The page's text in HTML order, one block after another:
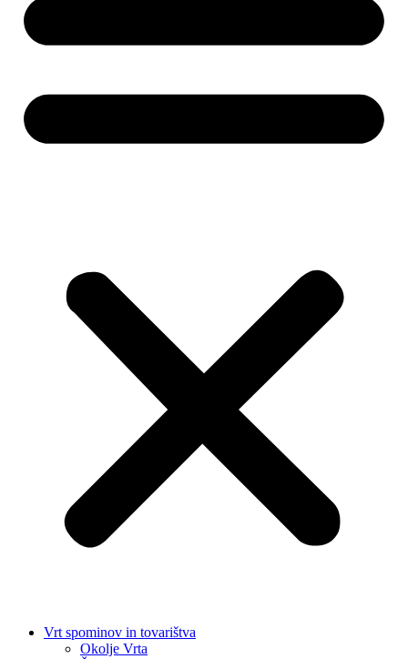
Vrt spominov in tovarištva
Okolje Vrta